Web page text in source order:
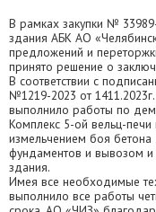
В рамках закупки №
здания АБК АО
предложений и
принято решение о
В соответствии с
№1219-2023 от
выполнило работы по
Комплекс 5-ой вельц-
измельчением боя
фундаментов и вывозом и
здания.
Имея все необходимые
выполнило все работы